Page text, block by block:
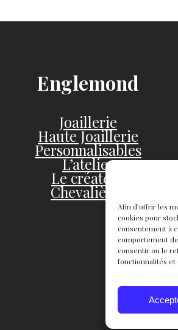
Afin d’offrir les
cookies pour
consentement à
comportement
consentir ou le
fonctionnalités et
Englemond
Joaillerie
Haute Joaillerie
Personnalisables
L’atelier
Le créateur
Chevalières